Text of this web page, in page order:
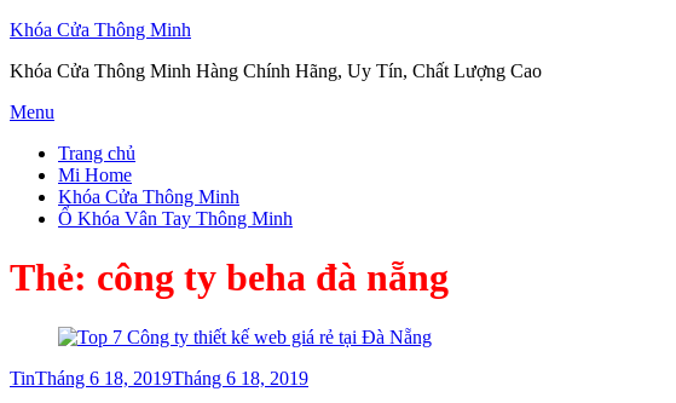
Khóa Cửa Thông Minh
Khóa Cửa Thông Minh Hàng Chính Hãng, Uy Tín, Chất Lượng Cao
Skip
content
Menu
Trang chủ
Mi Home
Khóa Cửa Thông Minh
Ổ Khóa Vân Tay Thông Minh
Thẻ: công ty beha đà nẵng
TinPosted
Tháng 6 18, 2019Tháng 6 18, 2019